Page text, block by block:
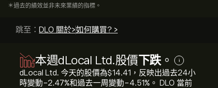
＊過去的績效並非未來業績的指標。
跳至： DLO 關於>如何購買? >
本週dLocal Ltd.股價下跌。 i
dLocal Ltd. 今天的股價為‎$‎14.41，反映出過去24小
時變動‎-2.47‎%和過去一周變動‎-4.51‎%。 DLO 當前